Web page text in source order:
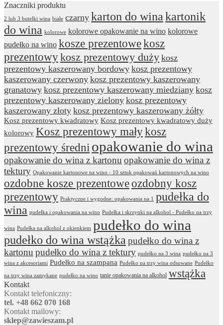
Znaczniki produktu
2 lub 3 butelki wina białe czarny karton do wina kartonik
do wina kolorowe kolorowe opakowanie na wino kolorowe
pudełko na wino kosze prezentowekosz
prezentowykosz prezentowy duży kosz
prezentowy kaszerowany bordowy kosz prezentowy
kaszerowany czerwony kosz prezentowy kaszerowany
granatowy kosz prezentowy kaszerowany miedziany kosz
prezentowy kaszerowany zielony kosz prezentowy
kaszerowany złoty kosz prezentowy kaszerowany żółty
Kosz prezentowy kwadratowy Kosz prezentowy kwadratowy duży
kolorowy Kosz prezentowy małykosz
prezentowy średni opakowanie do wina
opakowanie do wina z kartonu opakowanie do wina z
tektury Opakowanie kartonowe na wino - 10 sztuk opakowań kartonowych na wino
ozdobne kosze prezentoweozdobny kosz
prezentowy Praktyczne i wygodne: opakowania na 1
pudełka do
wina pudełka i opakowania na wino Pudełka i skrzynki na alkohol - Pudełko na trzy
wina Pudełka na alkohol z okienkiem pudełko do wina
pudełko do wina wstążka pudełko do wina z
kartonu pudełko do wina z tektury pudełko na 3 wina pudełko na 3
wina z akcesoriami Pudełko na szampana Pudełko na trzy wina odsuwane Pudełko
na trzy wina zamykane pudełko na wino tanie opakowania na alkohol wstążka
Kontakt
Kontakt telefoniczny:
tel. +48 662 070 168
Kontakt mailowy:
sklep@zawieszam.pl